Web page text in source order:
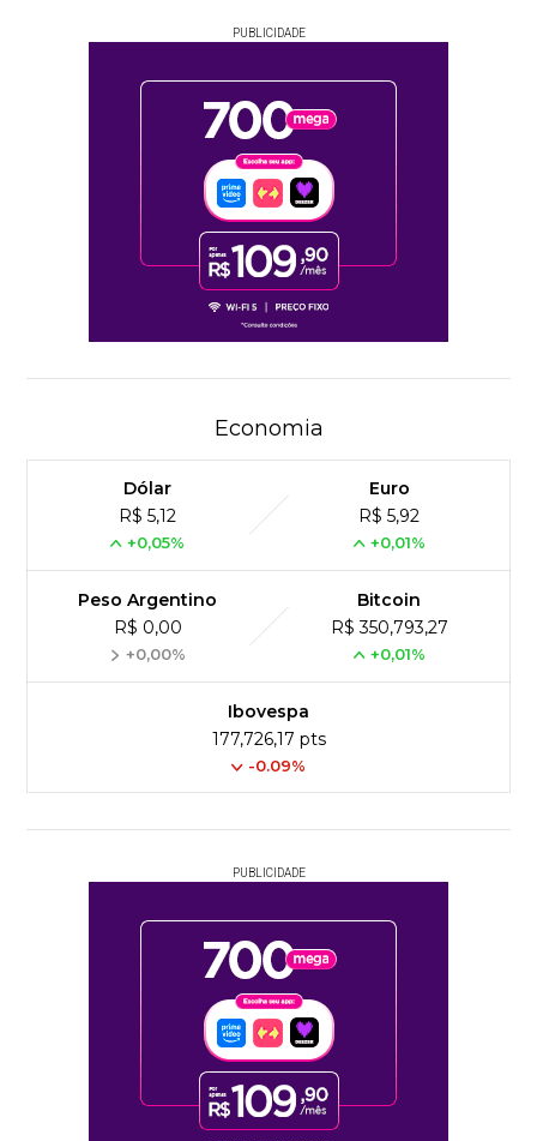
PUBLICIDADE
Economia
Dólar
R$ 5,12
+0,05%
Euro
R$ 5,92
+0,01%
Peso Argentino
R$ 0,00
+0,00%
Bitcoin
R$ 350,793,27
+0,01%
Ibovespa
177,726,17 pts
-0.09%
PUBLICIDADE